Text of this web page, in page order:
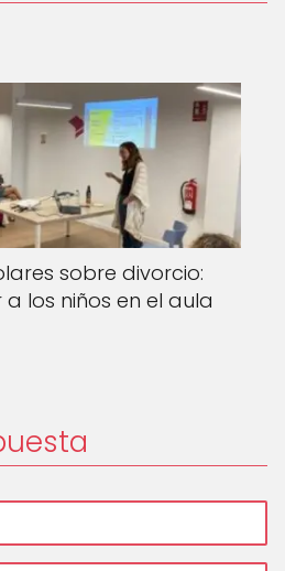
sobre divorcio:
los niños en el aula